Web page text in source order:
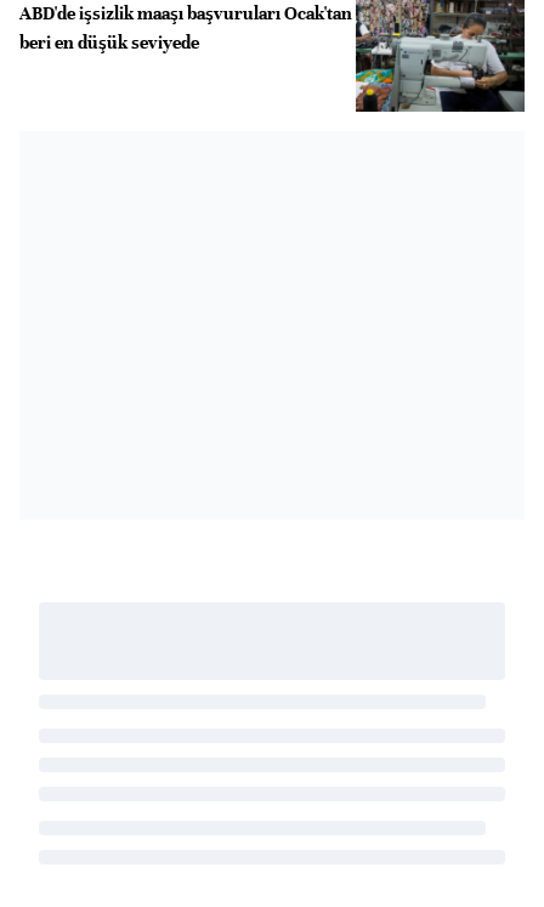
ABD'de işsizlik maaşı başvuruları Ocak'tan
beri en düşük seviyede